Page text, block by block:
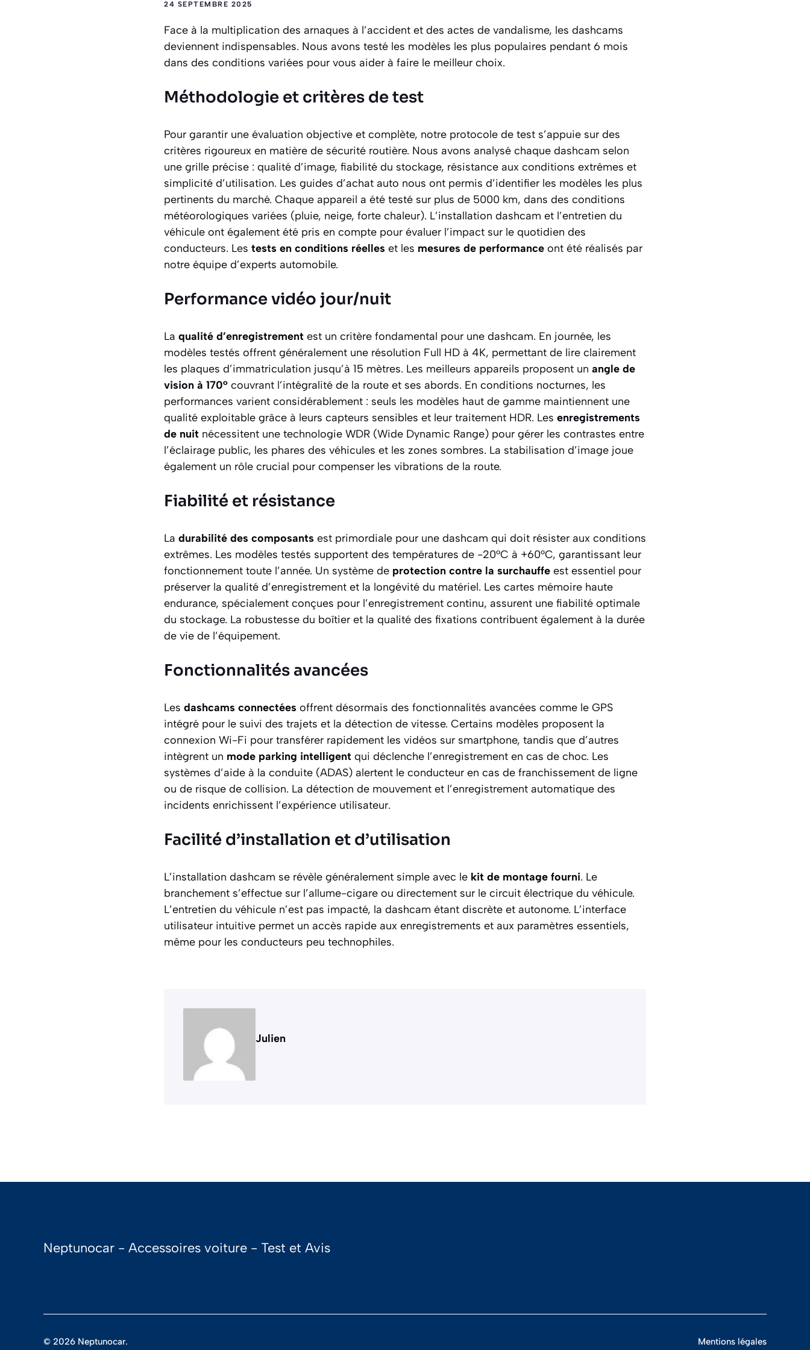
24 SEPTEMBRE 2025
Face à la multiplication des arnaques à l’accident et des actes de vandalisme, les dashcams
deviennent indispensables. Nous avons testé les modèles les plus populaires pendant 6 mois
dans des conditions variées pour vous aider à faire le meilleur choix.
Méthodologie et critères de test
Pour garantir une évaluation objective et complète, notre protocole de test s’appuie sur des
critères rigoureux en matière de sécurité routière. Nous avons analysé chaque dashcam selon
une grille précise : qualité d’image, fiabilité du stockage, résistance aux conditions extrêmes et
simplicité d’utilisation. Les guides d’achat auto nous ont permis d’identifier les modèles les plus
pertinents du marché. Chaque appareil a été testé sur plus de 5000 km, dans des conditions
météorologiques variées (pluie, neige, forte chaleur). L’installation dashcam et l’entretien du
véhicule ont également été pris en compte pour évaluer l’impact sur le quotidien des
conducteurs. Les tests en conditions réelles et les mesures de performance ont été réalisés par
notre équipe d’experts automobile.
Performance vidéo jour/nuit
La qualité d’enregistrement est un critère fondamental pour une dashcam. En journée, les
modèles testés offrent généralement une résolution Full HD à 4K, permettant de lire clairement
les plaques d’immatriculation jusqu’à 15 mètres. Les meilleurs appareils proposent un angle de
vision à 170° couvrant l’intégralité de la route et ses abords. En conditions nocturnes, les
performances varient considérablement : seuls les modèles haut de gamme maintiennent une
qualité exploitable grâce à leurs capteurs sensibles et leur traitement HDR. Les enregistrements
de nuit nécessitent une technologie WDR (Wide Dynamic Range) pour gérer les contrastes entre
l’éclairage public, les phares des véhicules et les zones sombres. La stabilisation d’image joue
également un rôle crucial pour compenser les vibrations de la route.
Fiabilité et résistance
La durabilité des composants est primordiale pour une dashcam qui doit résister aux conditions
extrêmes. Les modèles testés supportent des températures de -20°C à +60°C, garantissant leur
fonctionnement toute l’année. Un système de protection contre la surchauffe est essentiel pour
préserver la qualité d’enregistrement et la longévité du matériel. Les cartes mémoire haute
endurance, spécialement conçues pour l’enregistrement continu, assurent une fiabilité optimale
du stockage. La robustesse du boîtier et la qualité des fixations contribuent également à la durée
de vie de l’équipement.
Fonctionnalités avancées
Les dashcams connectées offrent désormais des fonctionnalités avancées comme le GPS
intégré pour le suivi des trajets et la détection de vitesse. Certains modèles proposent la
connexion Wi-Fi pour transférer rapidement les vidéos sur smartphone, tandis que d’autres
intègrent un mode parking intelligent qui déclenche l’enregistrement en cas de choc. Les
systèmes d’aide à la conduite (ADAS) alertent le conducteur en cas de franchissement de ligne
ou de risque de collision. La détection de mouvement et l’enregistrement automatique des
incidents enrichissent l’expérience utilisateur.
Facilité d’installation et d’utilisation
L’installation dashcam se révèle généralement simple avec le kit de montage fourni. Le
branchement s’effectue sur l’allume-cigare ou directement sur le circuit électrique du véhicule.
L’entretien du véhicule n’est pas impacté, la dashcam étant discrète et autonome. L’interface
utilisateur intuitive permet un accès rapide aux enregistrements et aux paramètres essentiels,
même pour les conducteurs peu technophiles.
Julien
Neptunocar - Accessoires voiture - Test et Avis
© 2026 Neptunocar. Mentions légales